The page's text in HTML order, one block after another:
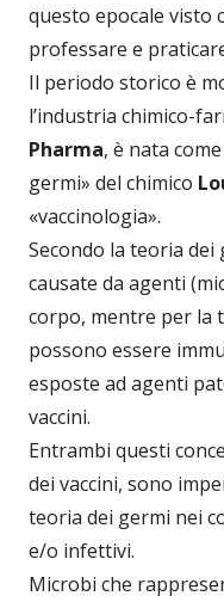
questo epocale visto
professare e
Il periodo storico è
l’industria chimico-
Pharma, è nata
germi» del chimico
«vaccinologia».
Secondo la teoria
causate da agenti
corpo, mentre per la
possono essere
esposte ad agenti
vaccini.
Entrambi questi
dei vaccini, sono
teoria dei germi nei
e/o infettivi.
Microbi che